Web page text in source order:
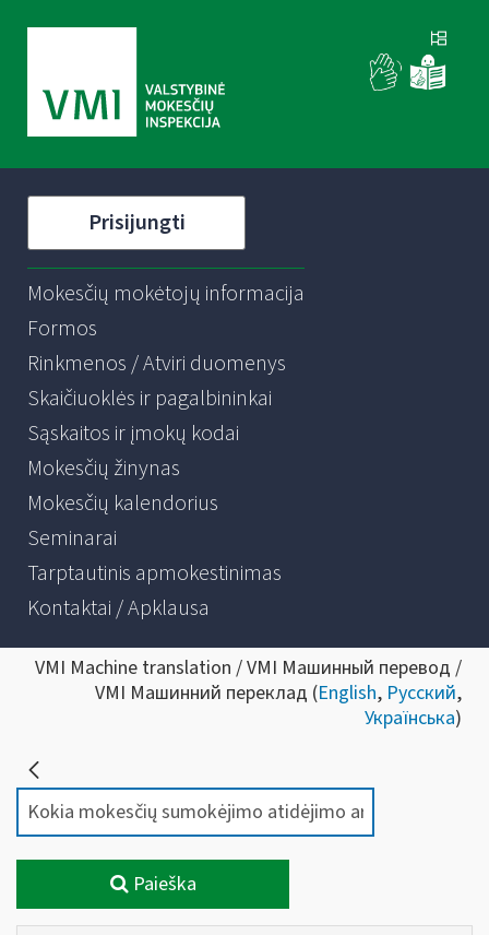
Prisijungti
Mokesčių mokėtojų informacija
Formos
Rinkmenos / Atviri duomenys
Skaičiuoklės ir pagalbininkai
Sąskaitos ir įmokų kodai
Mokesčių žinynas
Mokesčių kalendorius
Seminarai
Tarptautinis apmokestinimas
Kontaktai / Apklausa
VMI Machine translation / VMI Машинный перевод /
VMI Машинний переклад (English, Русский,
Українська)
Paieška